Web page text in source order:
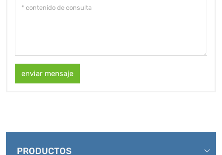
enviar mensaje
PRODUCTOS